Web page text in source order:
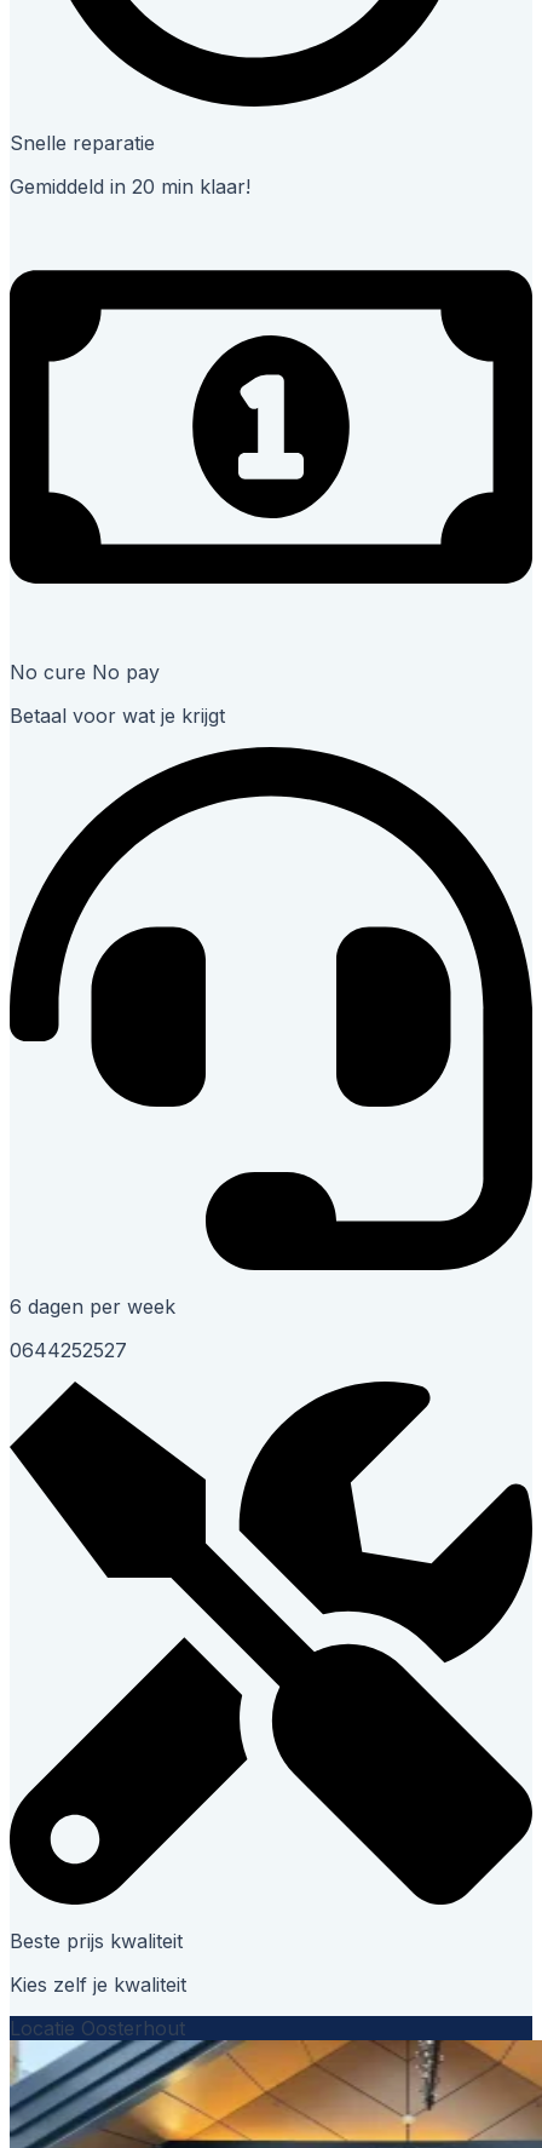
Snelle reparatie
Gemiddeld in 20 min klaar!
No cure No pay
Betaal voor wat je krijgt
6 dagen per week
0644252527
Beste prijs kwaliteit
Kies zelf je kwaliteit
Locatie Oosterhout